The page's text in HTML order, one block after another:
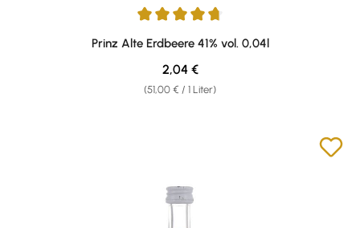
Durchschnittliche Bewertung von 4.67 von 5 Sternen
Prinz Alte Erdbeere 41% vol. 0,04l
(51,00 € / 1 Liter)
Regulärer Preis:
2,04 €